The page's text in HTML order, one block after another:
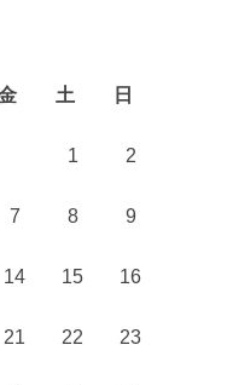
土 日
1 2
7 8 9
14 15 16
21 22 23